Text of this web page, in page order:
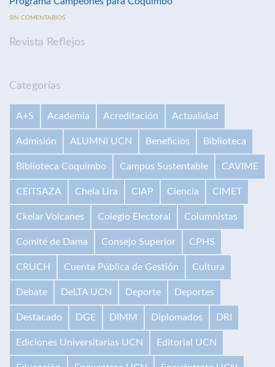
SIN COMENTARIOS
Revista Reflejos
Categorías
A+S Academia Acreditación Actualidad
Admisión ALUMNI UCN Beneficios Biblioteca
Biblioteca Coquimbo Campus Sustentable CAVIME
CEITSAZA Chela Lira CIAP Ciencia CIMET
Ckelar Volcanes Colegio Electoral Columnistas
Comité de Dama Consejo Superior CPHS
CRUCH Cuenta Pública de Gestión Cultura
Debate DeLTA UCN Deporte Deportes
Destacado DGE DIMM Diplomados DRI
Ediciones Universitarias UCN Editorial UCN